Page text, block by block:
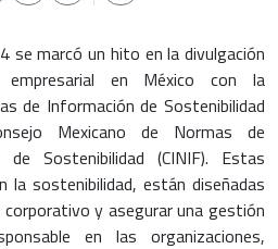
se marcó un hito en la divulgación
en México con la
de Información de Sostenibilidad
Mexicano de Normas de
Sostenibilidad (CINIF). Estas
la sostenibilidad, están diseñadas
y asegurar una gestión
en las organizaciones,